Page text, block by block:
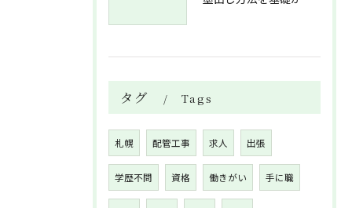
タグ Tags
札幌 配管工事 求人 出張
学歴不問 資格 働きがい 手に職